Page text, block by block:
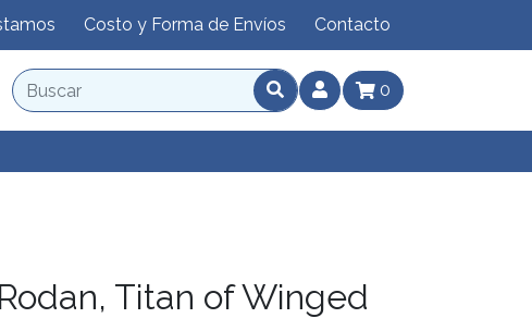
Costo y Forma de Envíos Contacto
0
Titan of Winged